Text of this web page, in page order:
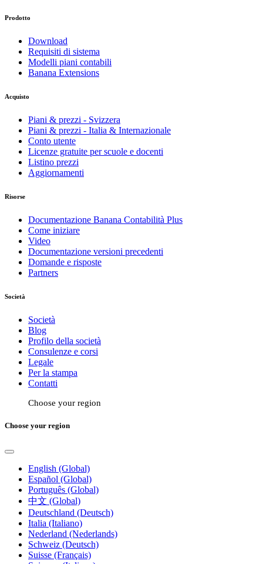
Prodotto
Download
Requisiti di sistema
Modelli piani contabili
Banana Extensions
Acquisto
Piani & prezzi - Svizzera
Piani & prezzi - Italia & Internazionale
Conto utente
Licenze gratuite per scuole e docenti
Listino prezzi
Aggiornamenti
Risorse
Documentazione Banana Contabilità Plus
Come iniziare
Video
Documentazione versioni precedenti
Domande e risposte
Partners
Società
Società
Blog
Profilo della società
Consulenze e corsi
Legale
Per la stampa
Contatti
Choose your region
Choose your region
English (Global)
Español (Global)
Português (Global)
中文 (Global)
Deutschland (Deutsch)
Italia (Italiano)
Nederland (Nederlands)
Schweiz (Deutsch)
Suisse (Français)